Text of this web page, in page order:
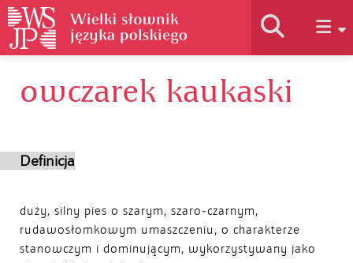
Historia słownika
Autorzy
owczarek kaukaski
Definicja
duży, silny pies o szarym, szaro-czarnym,
rudawosłomkowym umaszczeniu, o charakterze
stanowczym i dominującym, wykorzystywany jako